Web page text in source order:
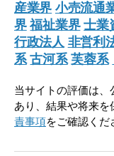
産業界 小売流通
界 福祉業界 士業
行政法人 非営利
系 古河系 芙蓉系
当サイトの評価は
あり、結果や将来
責事項をご確認くだ